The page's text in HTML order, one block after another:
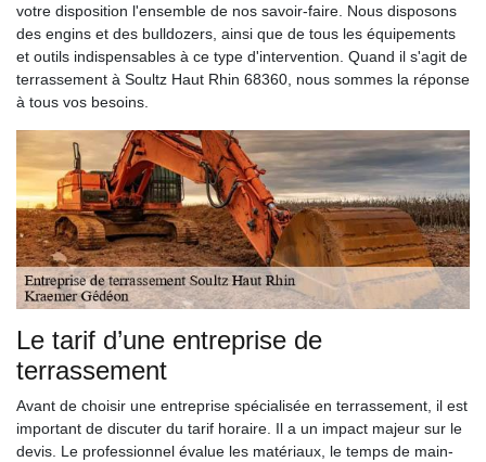
votre disposition l'ensemble de nos savoir-faire. Nous disposons
des engins et des bulldozers, ainsi que de tous les équipements
et outils indispensables à ce type d'intervention. Quand il s'agit de
terrassement à Soultz Haut Rhin 68360, nous sommes la réponse
à tous vos besoins.
Le tarif d’une entreprise de
terrassement
Avant de choisir une entreprise spécialisée en terrassement, il est
important de discuter du tarif horaire. Il a un impact majeur sur le
devis. Le professionnel évalue les matériaux, le temps de main-